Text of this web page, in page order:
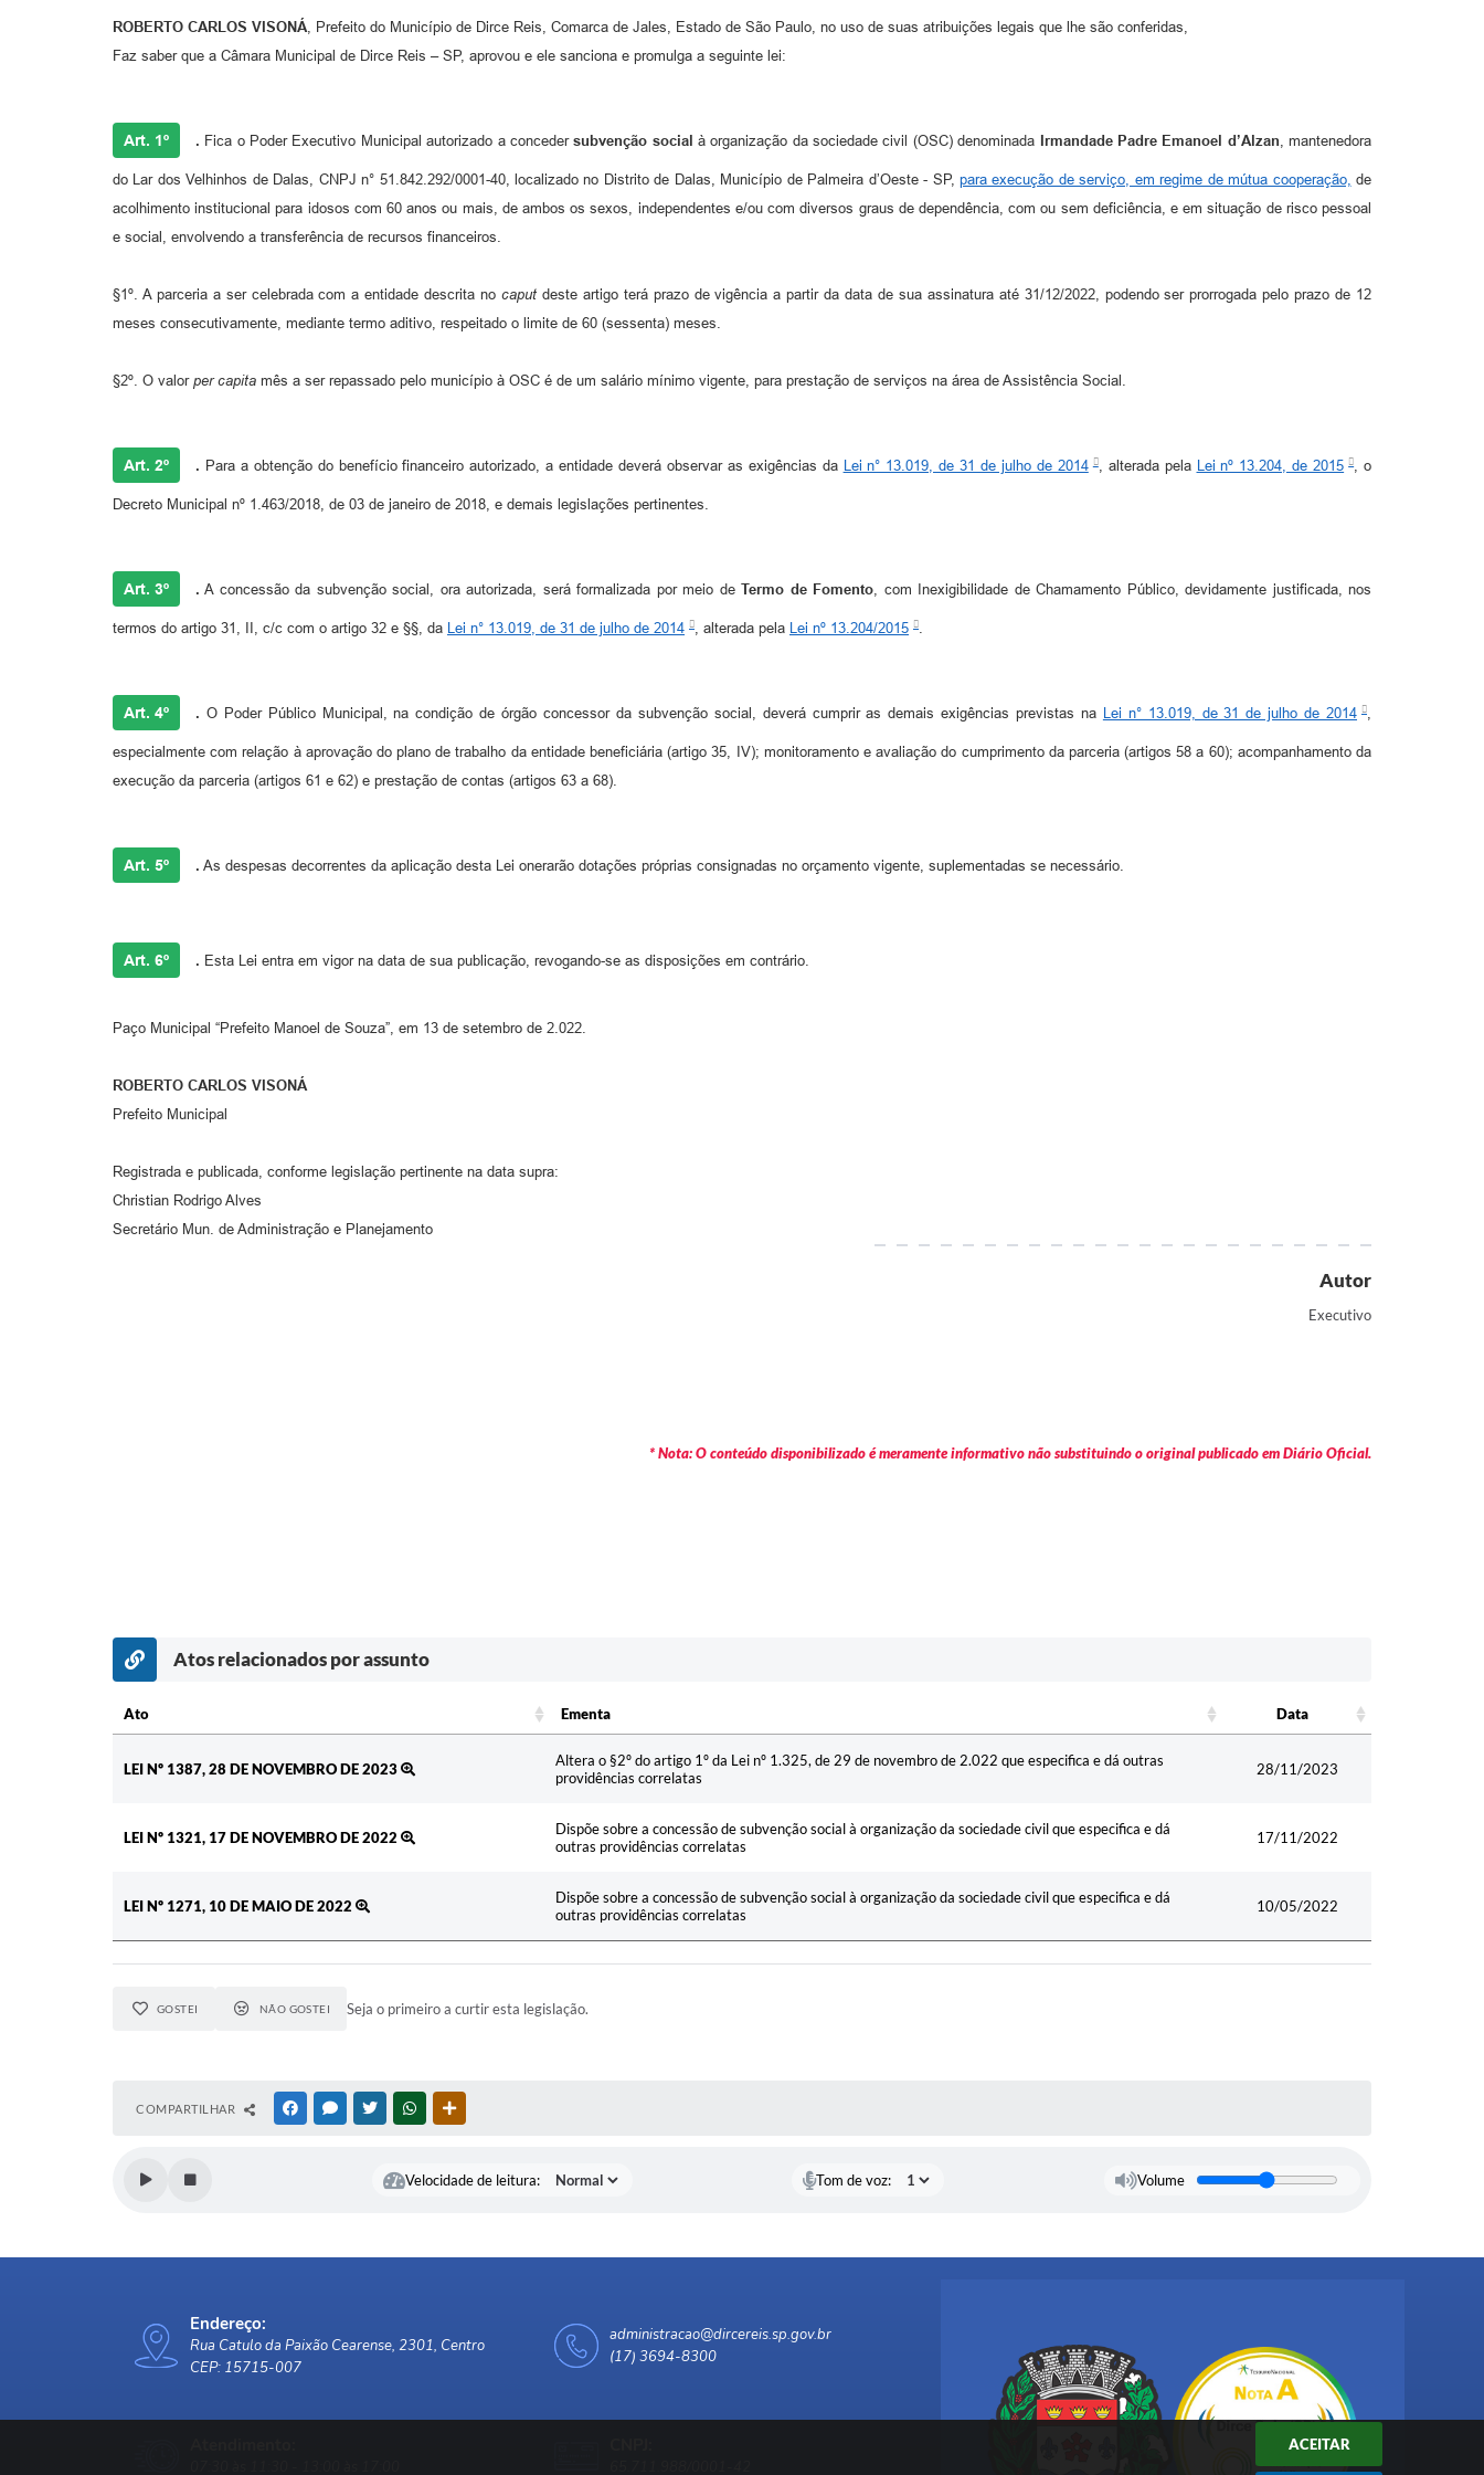
ACEITAR
ROBERTO CARLOS VISONÁ , Prefeito do Município de Dirce Reis, Comarca de Jales, Estado de São Paulo, no uso de suas atribuições legais que lhe são conferidas,
Faz saber que a Câmara Municipal de Dirce Reis – SP, aprovou e ele sanciona e promulga a seguinte lei:
Art. 1º . Fica o Poder Executivo Municipal autorizado a concedersubvenção socialà organização da sociedade civil (OSC) denominada Irmandade Padre Emanoel d’Alzan , mantenedora
do Lar dos Velhinhos de Dalas, CNPJ n° 51.842.292/0001-40, localizado no Distrito de Dalas, Município de Palmeira d’Oeste - SP, paraexecução de serviço, em regime de mútua cooperação, de
acolhimento institucional para idosos com 60 anos ou mais, de ambos os sexos, independentes e/ou com diversos graus de dependência, com ou sem deficiência, e em situação de risco pessoal
e social, envolvendo a transferência de recursos financeiros.
§1º. A parceria a ser celebrada com a entidade descrita no caput deste artigo terá prazo de vigência a partir da data de sua assinatura até 31/12/2022, podendo ser prorrogada pelo prazo de 12
meses consecutivamente, mediante termo aditivo, respeitado o limite de 60 (sessenta) meses.
§2º. O valor per capita mês a ser repassado pelo município à OSC é de um salário mínimo vigente, para prestação de serviços na área de Assistência Social.
Art. 2º . Para a obtenção do benefício financeiro autorizado, a entidade deverá observar as exigências da Lei n° 13.019, de 31 de julho de 2014 , alterada pela Lei nº 13.204, de 2015 , o
Decreto Municipal nº 1.463/2018, de 03 de janeiro de 2018, e demais legislações pertinentes.
Art. 3º . A concessão da subvenção social, ora autorizada, será formalizada por meio deTermo de Fomento , com Inexigibilidade de Chamamento Público, devidamente justificada, nos
termos do artigo 31, II, c/c com o artigo 32 e §§, da Lei n° 13.019, de 31 de julho de 2014 , alterada pela Lei nº 13.204/2015 .
Art. 4º . O Poder Público Municipal, na condição de órgão concessor da subvenção social, deverá cumprir as demais exigências previstas na Lei n° 13.019, de 31 de julho de 2014 ,
especialmente com relação à aprovação do plano de trabalho da entidade beneficiária (artigo 35, IV); monitoramento e avaliação do cumprimento da parceria (artigos 58 a 60); acompanhamento da
execução da parceria (artigos 61 e 62) e prestação de contas (artigos 63 a 68).
Art. 5º . As despesas decorrentes da aplicação desta Lei onerarão dotações próprias consignadas no orçamento vigente, suplementadas se necessário.
Art. 6º . Esta Lei entra em vigor na data de sua publicação, revogando-se as disposições em contrário.
Paço Municipal “Prefeito Manoel de Souza”, em 13 de setembro de 2.022.
ROBERTO CARLOS VISONÁ
Prefeito Municipal
Registrada e publicada, conforme legislação pertinente na data supra:
Christian Rodrigo Alves
Secretário Mun. de Administração e Planejamento
Autor
Executivo
* Nota: O conteúdo disponibilizado é meramente informativo não substituindo o original publicado em Diário Oficial.
Atos relacionados por assunto
Ato Ementa
Data
LEI Nº 1387, 28 DE NOVEMBRO DE 2023
Altera o §2º do artigo 1º da Lei nº 1.325, de 29 de novembro de 2.022 que especifica e dá outras
providências correlatas
28/11/2023
LEI Nº 1321, 17 DE NOVEMBRO DE 2022
Dispõe sobre a concessão de subvenção social à organização da sociedade civil que especifica e dá
outras providências correlatas
17/11/2022
LEI Nº 1271, 10 DE MAIO DE 2022
Dispõe sobre a concessão de subvenção social à organização da sociedade civil que especifica e dá
outras providências correlatas
10/05/2022
GOSTEI NÃO GOSTEI Seja o primeiro a curtir esta legislação.
COMPARTILHAR FACEBOOKMESSENGER
TWITTERWHATSAPP
Velocidade de leitura: Tom de voz: Volume
Endereço:
Rua Catulo da Paixão Cearense, 2301, Centro
CEP: 15715-007
administracao@dircereis.sp.gov.br
(17) 3694-8300